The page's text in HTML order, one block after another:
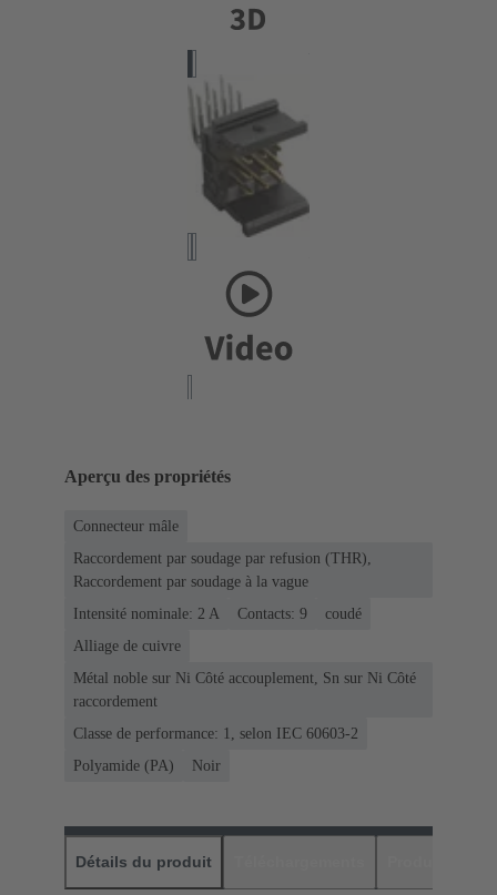
Aperçu des propriétés
Connecteur mâle
Raccordement par soudage par refusion (THR),
Raccordement par soudage à la vague
Intensité nominale: ‌2 A
Contacts: 9
coudé
Alliage de cuivre
Métal noble sur Ni Côté accouplement, Sn sur Ni Côté
raccordement
Classe de performance: 1, selon IEC 60603-2
Polyamide (PA)
Noir
Détails du produit